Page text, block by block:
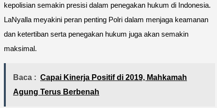
kepolisian semakin presisi dalam penegakan hukum di Indonesia.
LaNyalla meyakini peran penting Polri dalam menjaga keamanan
dan ketertiban serta penegakan hukum juga akan semakin
maksimal.
Baca : Capai Kinerja Positif di 2019, Mahkamah
Agung Terus Berbenah